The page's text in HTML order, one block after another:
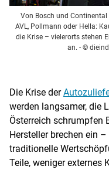
Von Bosch und Continental
AVL, Pollmann oder Hella:
die Krise – vielerorts stehen
an. - ©
Die Krise der
werden langsamer, die
Österreich schrumpfen
Hersteller brechen ein
traditionelle
Teile, weniger externes